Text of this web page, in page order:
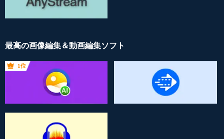
最高の画像編集＆動画編集ソフト
1位